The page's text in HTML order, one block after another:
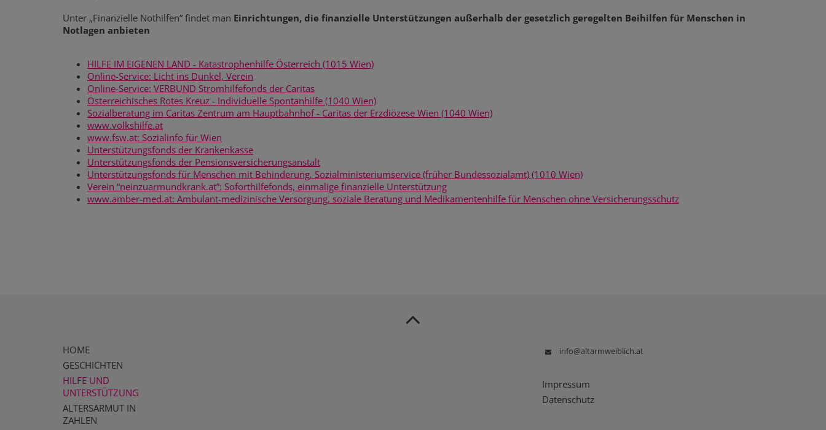
Unter „Finanzielle Nothilfen“ findet man Einrichtungen, die finanzielle Unterstützungen außerhalb der gesetzlich geregelten Beihilfen für Menschen in
Notlagen anbieten
HILFE IM EIGENEN LAND - Katastrophenhilfe Österreich (1015 Wien)
Online-Service: Licht ins Dunkel, Verein
Online-Service: VERBUND Stromhilfefonds der Caritas
Österreichisches Rotes Kreuz - Individuelle Spontanhilfe (1040 Wien)
Sozialberatung im Caritas Zentrum am Hauptbahnhof - Caritas der Erzdiözese Wien (1040 Wien)
www.volkshilfe.at
www.fsw.at: Sozialinfo für Wien
Unterstützungsfonds der Krankenkasse
Unterstützungsfonds der Pensionsversicherungsanstalt
Unterstützungsfonds für Menschen mit Behinderung, Sozialministeriumservice (früher Bundessozialamt) (1010 Wien)
Verein “neinzuarmundkrank.at”: Soforthilfefonds, einmalige finanzielle Unterstützung
www.amber-med.at: Ambulant-medizinische Versorgung, soziale Beratung und Medikamentenhilfe für Menschen ohne Versicherungsschutz
HOME
GESCHICHTEN
HILFE UND
UNTERSTÜTZUNG
ALTERSARMUT IN
ZAHLEN
info@altarmweiblich.at
Impressum
Datenschutz